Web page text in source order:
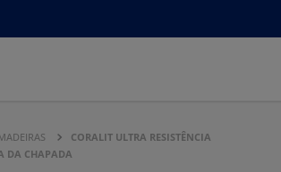
CORALIT ULTRA RESISTÊNCIA
DA CHAPADA